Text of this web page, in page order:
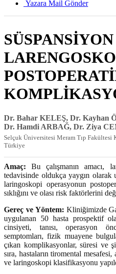
Yazara Mail Gönder
SÜSPANSİYON
Dr. Bahar KELEŞ, Dr. Kayhan
Dr. Hamdi ARBAĞ, Dr. Ziya
Selçuk Üniversitesi Meram Tıp Fakültesi
Türkiye
Amaç: Bu çalışmanın amacı,
tedavisinde oldukça yaygın olarak
laringoskopi operasyonun
sıklığını ve olası risk faktörlerini
Gereç ve Yöntem: Kliniğimizde
uygulanan 50 hasta prospektif
cinsiyeti, tanısı, operasyon
semptomları, fizik muayene
çıkan komplikasyonlar, süresi ve
sıra, hastaların tiromental mesafesi,
ve laringoskopi klasifikasyonu